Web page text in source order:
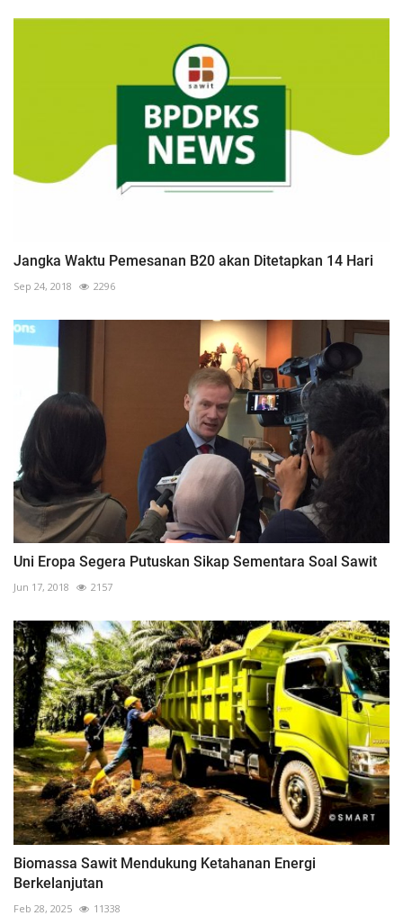
Jangka Waktu Pemesanan B20 akan Ditetapkan 14 Hari
Sep 24, 2018 2296
Uni Eropa Segera Putuskan Sikap Sementara Soal Sawit
Jun 17, 2018 2157
Biomassa Sawit Mendukung Ketahanan Energi
Berkelanjutan
Feb 28, 2025 11338